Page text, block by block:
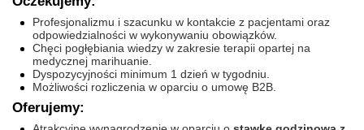
Profesjonalizmu i szacunku w kontakcie z pacjentami oraz
odpowiedzialności w wykonywaniu obowiązków.
Chęci pogłębiania wiedzy w zakresie terapii opartej na
medycznej marihuanie.
Dyspozycyjności minimum 1 dzień w tygodniu.
Możliwości rozliczenia w oparciu o umowę B2B.
Oferujemy: